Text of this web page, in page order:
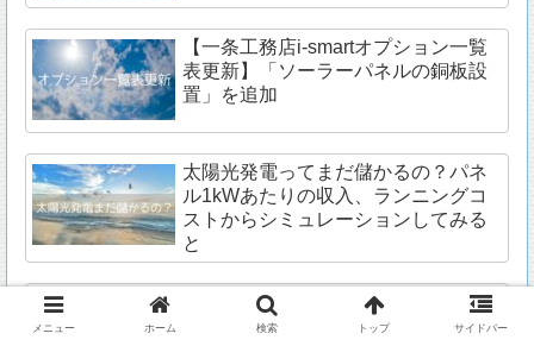
【一条工務店i-smartオプション一覧
表更新】「ソーラーパネルの銅板設
置」を追加
太陽光発電ってまだ儲かるの？パネ
ル1kWあたりの収入、ランニングコ
ストからシミュレーションしてみる
と
30坪の一条工務店i-smartⅡの価格は
いくらか？2019年最新の見積りから
メニュー ホーム 検索 トップ サイドバー